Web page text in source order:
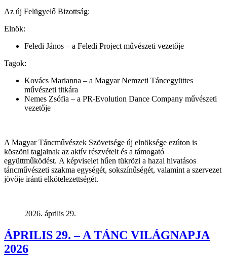
Az új Felügyelő Bizottság:
Elnök:
Feledi János – a Feledi Project művészeti vezetője
Tagok:
Kovács Marianna – a Magyar Nemzeti Táncegyüttes
művészeti titkára
Nemes Zsófia – a PR-Evolution Dance Company művészeti
vezetője
A Magyar Táncművészek Szövetsége új elnöksége ezúton is
köszöni tagjainak az aktív részvételt és a támogató
együttműködést. A képviselet hűen tükrözi a hazai hivatásos
táncművészeti szakma egységét, sokszínűségét, valamint a szervezet
jövője iránti elkötelezettségét.
2026. április 29.
ÁPRILIS 29. – A TÁNC VILÁGNAPJA
2026